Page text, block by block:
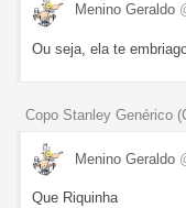
Menino Geraldo
Ou seja, ela te
Copo Stanley Genérico
Menino Geraldo
Que Riquinha